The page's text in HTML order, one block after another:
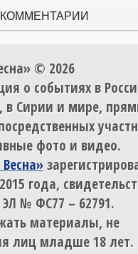
© 2026
о событиях в
в Сирии и мире,
фото и видео.
года,
№ ФС77 – 62791.
материалы, не
лиц младше 18 лет.